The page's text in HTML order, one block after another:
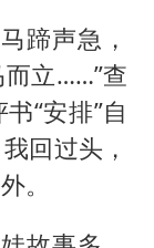
蹄声急，
而立……”查
“安排”自
回过头，
。